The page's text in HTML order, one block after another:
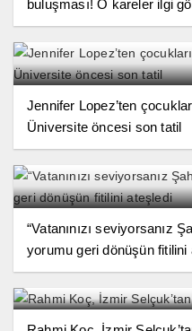
buluşması! O kareler ilgi
Jennifer Lopez’ten
Üniversite öncesi son tatil
“Vatanınızı seviyorsanız
yorumu geri dönüşün fitilini